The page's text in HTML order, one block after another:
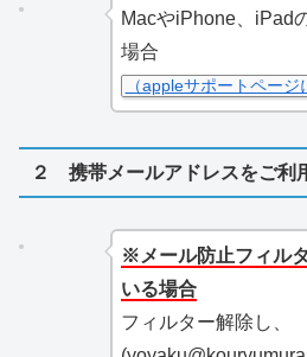
MacやiPhone、iPad
場合
（appleサポートページ
２ 携帯メールアドレスをご利
※メール防止フィル
いる場合
フィルター解除し、